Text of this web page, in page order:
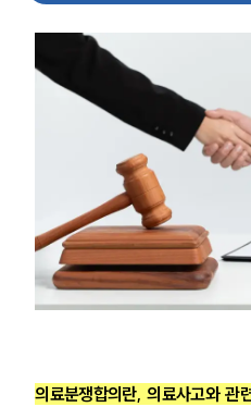
의료분쟁합의란, 의료사고와 관